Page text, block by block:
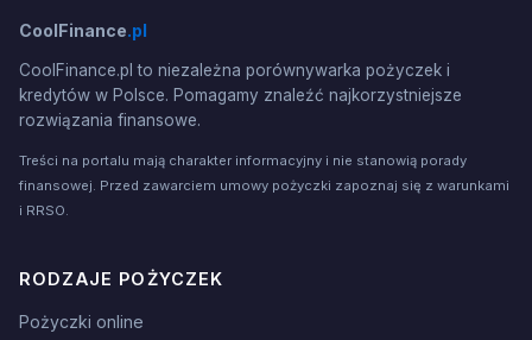
CoolFinance.pl
CoolFinance.pl to niezależna porównywarka pożyczek i
kredytów w Polsce. Pomagamy znaleźć najkorzystniejsze
rozwiązania finansowe.
Treści na portalu mają charakter informacyjny i nie stanowią porady
finansowej. Przed zawarciem umowy pożyczki zapoznaj się z warunkami
i RRSO.
RODZAJE POŻYCZEK
Pożyczki online